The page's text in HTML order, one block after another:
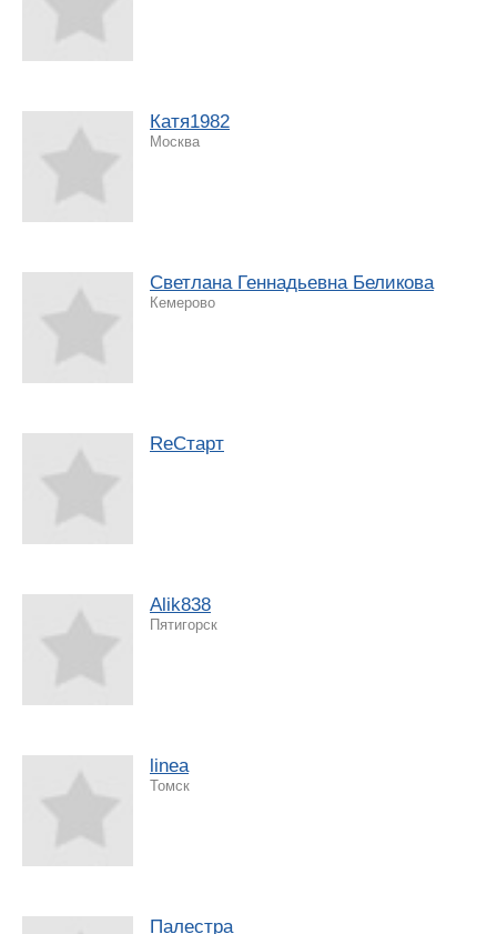
Катя1982
Москва
Светлана Геннадьевна Беликова
Кемерово
ReCтарт
Alik838
Пятигорск
linea
Томск
Палестра